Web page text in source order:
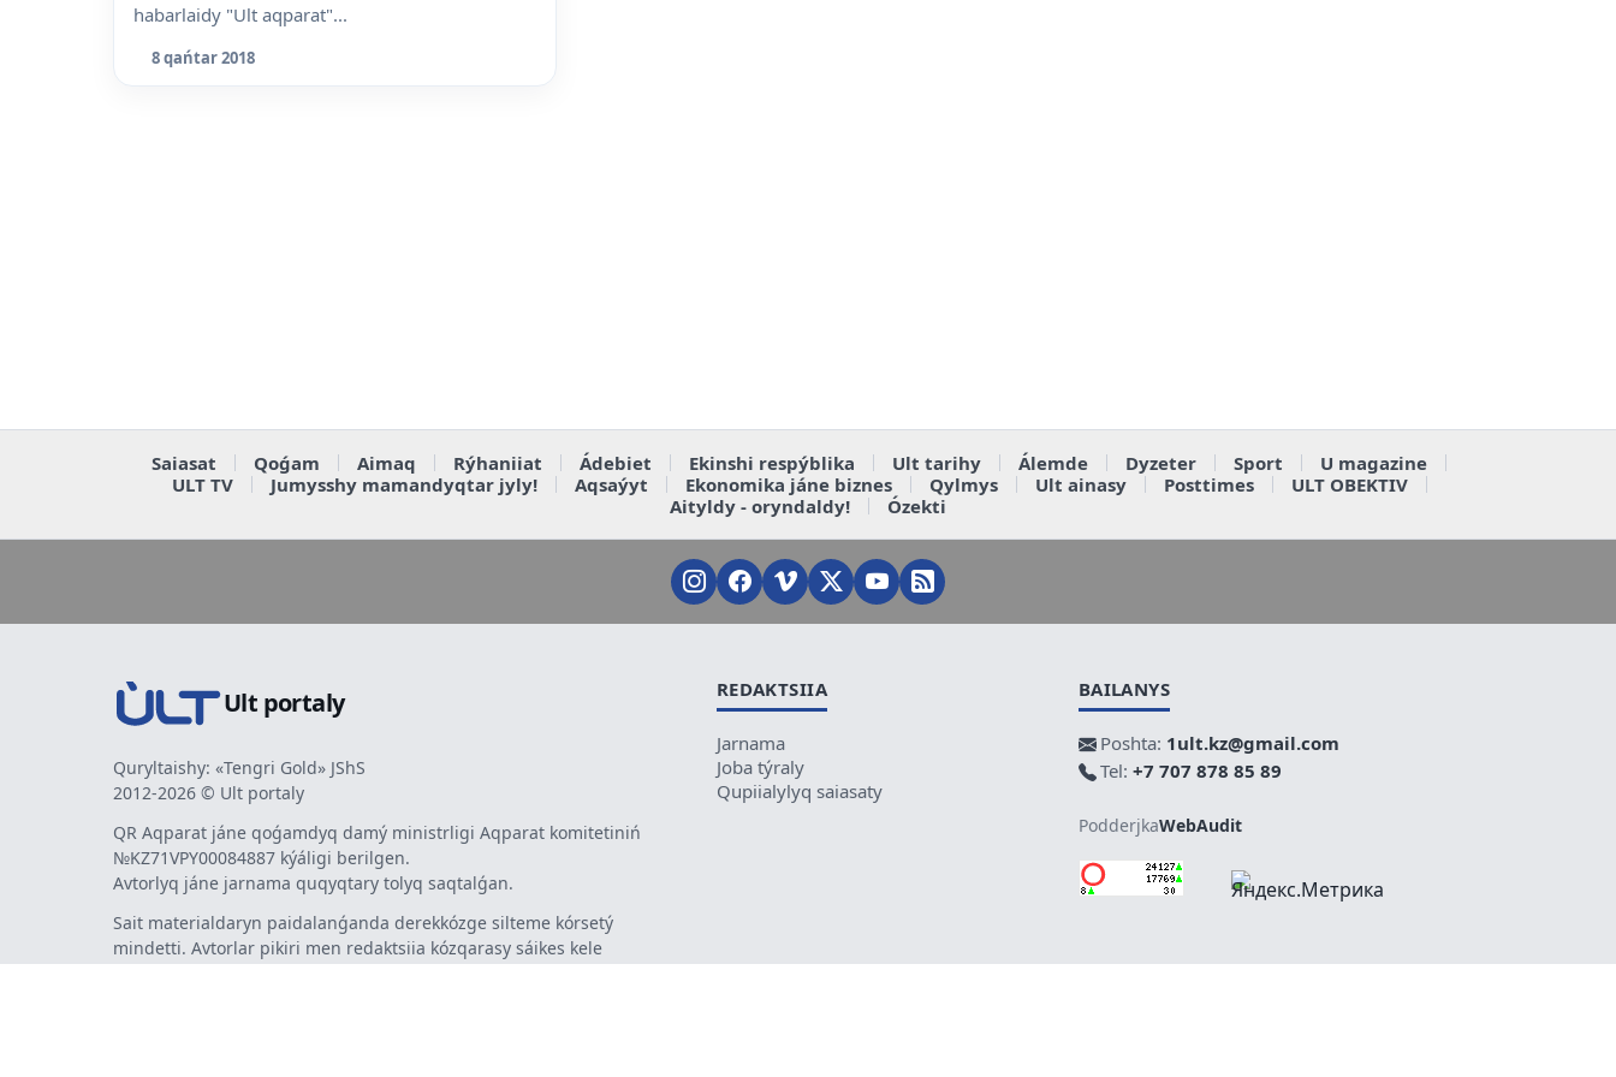
habarlaidy "Ult aqparat"...
8 qańtar 2018
Saiasat Qoǵam Aimaq Rýhaniiat Ádebiet Ekinshi respýblika Ult tarihy Álemde Dyzeter Sport
U magazine
ULT TV
Jumysshy mamandyqtar jyly! Aqsaýyt Ekonomika jáne biznes Qylmys Ult ainasy Posttimes
ULT OBEKTIV
Aityldy - oryndaldy!
Ózekti
Ult portaly
Quryltaishy: «Tengri Gold» JShS
2012-2026 © Ult portaly
QR Aqparat jáne qoǵamdyq damý ministrligi Aqparat komitetiniń
№KZ71VPY00084887 kýáligi berilgen.
Avtorlyq jáne jarnama quqyqtary tolyq saqtalǵan.
Sait materialdaryn paidalanǵanda derekkózge silteme kórsetý
mindetti. Avtorlar pikiri men redaktsiia kózqarasy sáikes kele
REDAKTSIIA
Jarnama
Joba týraly
Qupiialylyq saiasaty
BAILANYS
Poshta: 1ult.kz@gmail.com
Tel: +7 707 878 85 89
PodderjkaWebAudit